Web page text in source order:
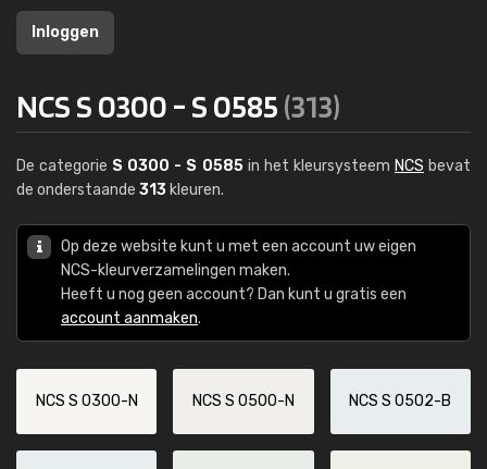
Inloggen
NCS S 0300 - S 0585(313)
De categorie S 0300 - S 0585in het kleursysteem NCS bevat
de onderstaande 313 kleuren.
Op deze website kunt u met een account uw eigen
NCS-kleurverzamelingen maken.
Heeft u nog geen account? Dan kunt u gratis een
account aanmaken.
NCS S 0300-N NCS S 0500-N NCS S 0502-B